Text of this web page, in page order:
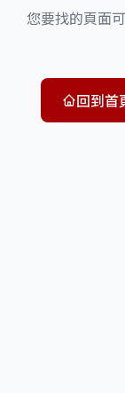
您要找的頁面
回到首